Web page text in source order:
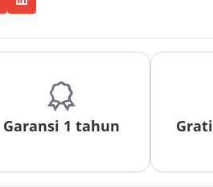
Garansi 1 tahun